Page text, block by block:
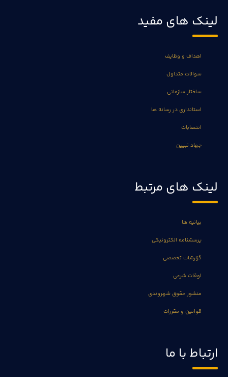
لینک های مفید
اهداف و وظایف
سوالات متداول
ساختار سازمانی
استانداری در رسانه ها
انتصابات
جهاد تبیین
لینک های مرتبط
بیانیه ها
پرسشنامه الکترونیکی
گزارشات تخصصی
اوقات شرعی
منشور حقوق شهروندی
قوانین و مقررات
ارتباط با ما